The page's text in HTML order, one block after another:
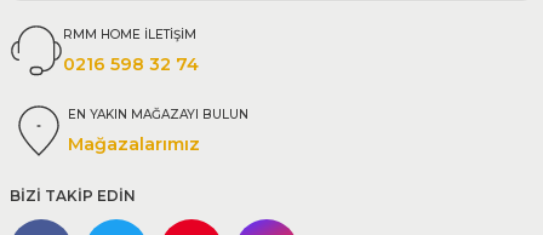
RMM HOME İLETİŞİM
0216 598 32 74
EN YAKIN MAĞAZAYI BULUN
Mağazalarımız
BİZİ TAKİP EDİN